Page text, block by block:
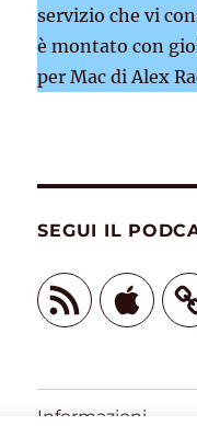
servizio che vi
è montato con
per Mac di Alex
SEGUI IL
Feed
RSS
Apple
Informazioni